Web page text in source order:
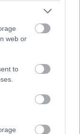
web or
to
és természetesen
Egy időpont
2-a, amikor
lehet